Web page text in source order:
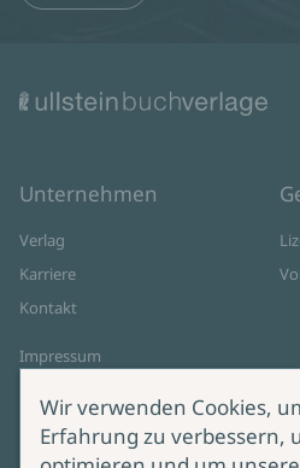
Unternehmen
Verlag
Karriere
Kontakt
Impressum
Cookie-Einstellungen
AGB Online Shop
Wir verwenden Cookies,
Erfahrung zu verbessern,